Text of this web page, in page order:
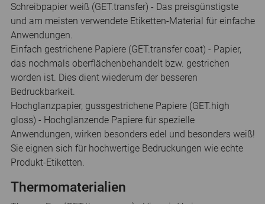
Schreibpapier weiß (GET.transfer) - Das preisgünstigste
und am meisten verwendete Etiketten-Material für einfache
Anwendungen.
Einfach gestrichene Papiere (GET.transfer coat) - Papier,
das nochmals oberflächenbehandelt bzw. gestrichen
worden ist. Dies dient wiederum der besseren
Bedruckbarkeit.
Hochglanzpapier, gussgestrichene Papiere (GET.high
gloss) - Hochglänzende Papiere für spezielle
Anwendungen, wirken besonders edel und besonders weiß!
Sie eignen sich für hochwertige Bedruckungen wie echte
Produkt-Etiketten.
Thermomaterialien